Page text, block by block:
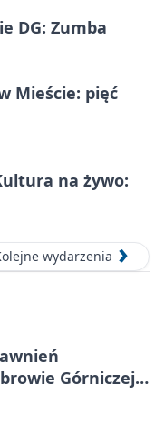
DG: Zumba
Mieście: pięć
na żywo:
wydarzenia
Górniczej.